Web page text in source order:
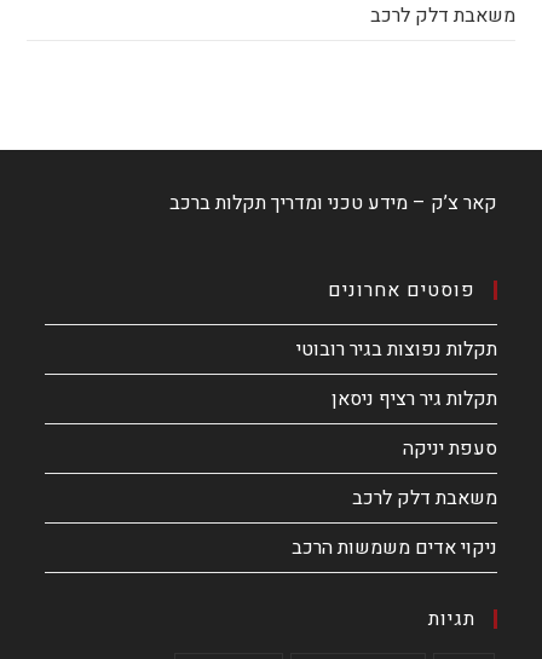
משאבת דלק לרכב
קאר צ’ק – מידע טכני ומדריך תקלות ברכב
פוסטים אחרונים
תקלות נפוצות בגיר רובוטי
תקלות גיר רציף ניסאן
סעפת יניקה
משאבת דלק לרכב
ניקוי אדים משמשות הרכב
תגיות